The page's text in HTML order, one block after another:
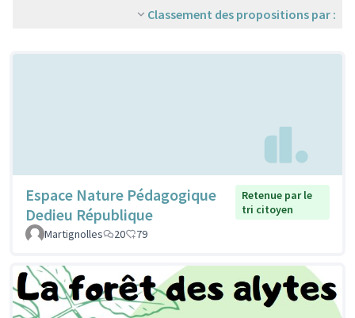
Classement des propositions par :
Espace Nature Pédagogique
Dedieu République
Retenue par le
tri citoyen
Martignolles
20 79